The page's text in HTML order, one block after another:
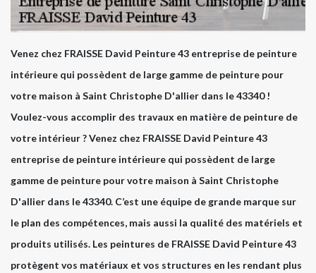
Venez chez FRAISSE David Peinture 43 entreprise de peinture
intérieure qui possèdent de large gamme de peinture pour
votre maison à Saint Christophe D'allier dans le 43340 !
Voulez-vous accomplir des travaux en matière de peinture de
votre intérieur ? Venez chez FRAISSE David Peinture 43
entreprise de peinture intérieure qui possèdent de large
gamme de peinture pour votre maison à Saint Christophe
D'allier dans le 43340. C’est une équipe de grande marque sur
le plan des compétences, mais aussi la qualité des matériels et
produits utilisés. Les peintures de FRAISSE David Peinture 43
protègent vos matériaux et vos structures en les rendant plus